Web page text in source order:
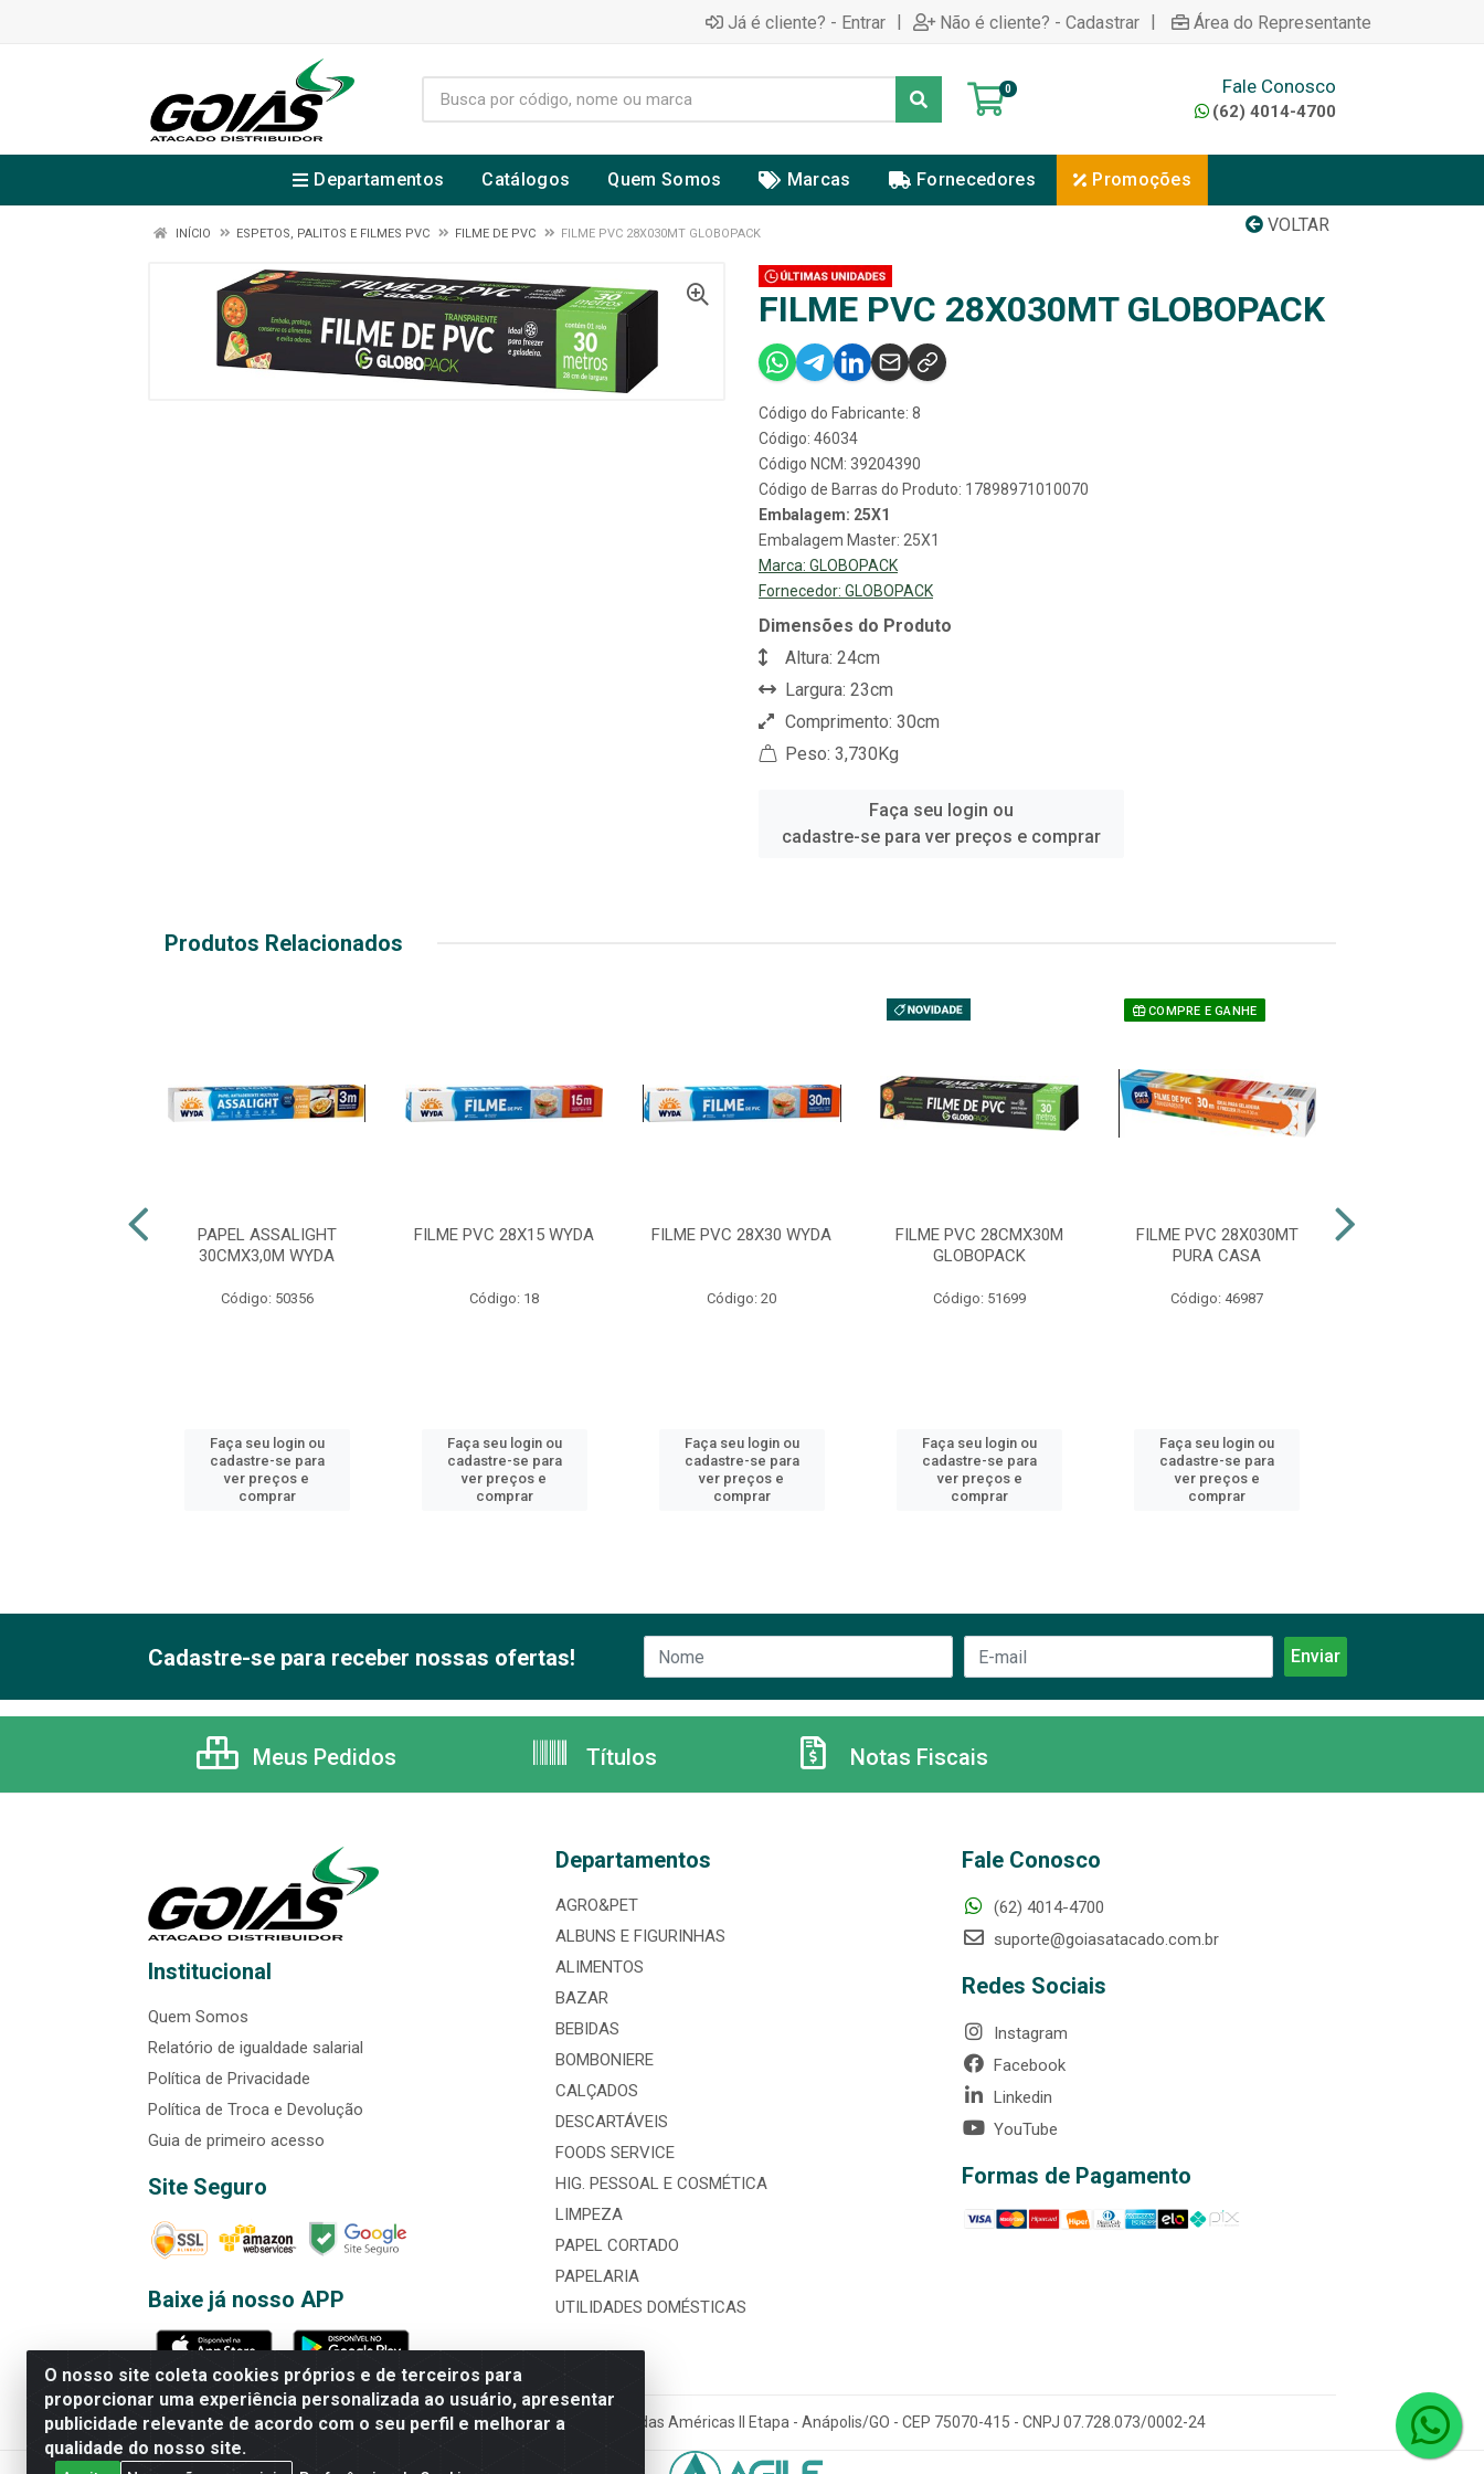
Já é cliente? - Entrar | Não é cliente? - Cadastrar | Área do Representante
0 Fale Conosco
(62) 4014-4700
Departamentos Catálogos Quem Somos Marcas Fornecedores Promoções
VOLTAR
INÍCIO ESPETOS, PALITOS E FILMES PVC FILME DE PVC FILME PVC 28X030MT GLOBOPACK
FILME PVC 28X030MT GLOBOPACK
Código do Fabricante: 8
Código: 46034
Código NCM: 39204390
Código de Barras do Produto: 17898971010070
Embalagem: 25X1
Embalagem Master: 25X1
Marca: GLOBOPACK
Fornecedor: GLOBOPACK
Dimensões do Produto
Altura: 24cm
Largura: 23cm
Comprimento: 30cm
Peso: 3,730Kg
Faça seu login ou
cadastre-se para ver preços e comprar
Produtos Relacionados
PAPEL ASSALIGHT
30CMX3,0M WYDA
Código: 50356
Faça seu login ou
cadastre-se para
ver preços e
comprar
FILME PVC 28X15 WYDA
Código: 18
Faça seu login ou
cadastre-se para
ver preços e
comprar
FILME PVC 28X30 WYDA
Código: 20
Faça seu login ou
cadastre-se para
ver preços e
comprar
FILME PVC 28CMX30M
GLOBOPACK
Código: 51699
Faça seu login ou
cadastre-se para
ver preços e
comprar
COMPRE E GANHE
FILME PVC 28X030MT
PURA CASA
Código: 46987
Faça seu login ou
cadastre-se para
ver preços e
comprar
O nosso site coleta cookies próprios e de terceiros para
proporcionar uma experiência personalizada ao usuário, apresentar
publicidade relevante de acordo com o seu perfil e melhorar a
qualidade do nosso site.
Cadastre-se para receber nossas ofertas!
Meus Pedidos Títulos Notas Fiscais
Institucional
Quem Somos
Relatório de igualdade salarial
Política de Privacidade
Política de Troca e Devolução
Guia de primeiro acesso
Site Seguro
Baixe já nosso APP
Departamentos
AGRO&PET
ALBUNS E FIGURINHAS
ALIMENTOS
BAZAR
BEBIDAS
BOMBONIERE
CALÇADOS
DESCARTÁVEIS
FOODS SERVICE
HIG. PESSOAL E COSMÉTICA
LIMPEZA
PAPEL CORTADO
PAPELARIA
UTILIDADES DOMÉSTICAS
Fale Conosco
(62) 4014-4700
suporte@goiasatacado.com.br
Redes Sociais
Instagram
Facebook
Linkedin
YouTube
Formas de Pagamento
Rede Brasil - Avenida Universitária, nº 3860, Jardim das Américas II Etapa - Anápolis/GO - CEP 75070-415 - CNPJ 07.728.073/0002-24